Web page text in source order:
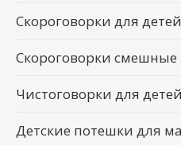
Скороговорки для детей
Скороговорки смешные
Чистоговорки для детей
Детские потешки для